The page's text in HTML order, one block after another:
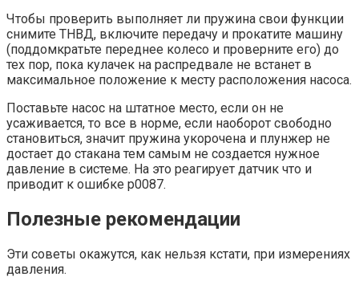
Чтобы проверить выполняет ли пружина свои функции
снимите ТНВД, включите передачу и прокатите машину
(поддомкратьте переднее колесо и проверните его) до
тех пор, пока кулачек на распредвале не встанет в
максимальное положение к месту расположения насоса.
Поставьте насос на штатное место, если он не
усаживается, то все в норме, если наоборот свободно
становиться, значит пружина укорочена и плунжер не
достает до стакана тем самым не создается нужное
давление в системе. На это реагирует датчик что и
приводит к ошибке p0087.
Полезные рекомендации
Эти советы окажутся, как нельзя кстати, при измерениях
давления.